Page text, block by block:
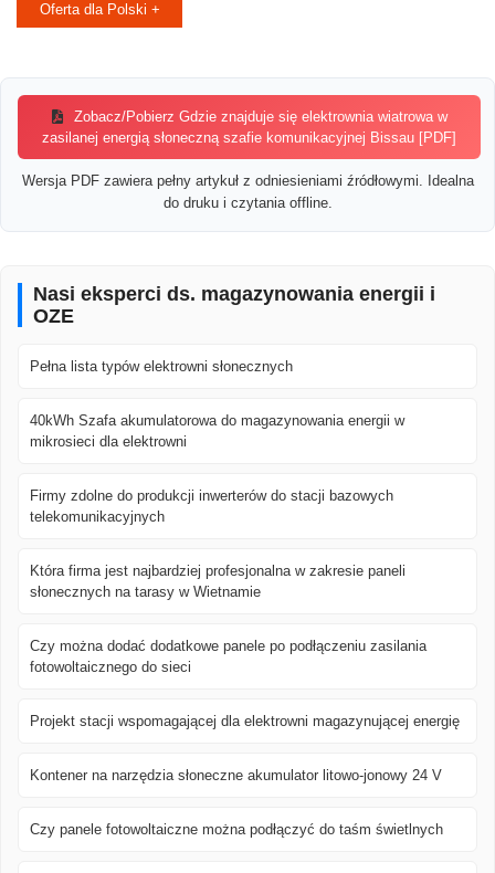
Oferta dla Polski +
Zobacz/Pobierz Gdzie znajduje się elektrownia wiatrowa w
zasilanej energią słoneczną szafie komunikacyjnej Bissau [PDF]
Wersja PDF zawiera pełny artykuł z odniesieniami źródłowymi. Idealna
do druku i czytania offline.
Nasi eksperci ds. magazynowania energii i
OZE
Pełna lista typów elektrowni słonecznych
40kWh Szafa akumulatorowa do magazynowania energii w
mikrosieci dla elektrowni
Firmy zdolne do produkcji inwerterów do stacji bazowych
telekomunikacyjnych
Która firma jest najbardziej profesjonalna w zakresie paneli
słonecznych na tarasy w Wietnamie
Czy można dodać dodatkowe panele po podłączeniu zasilania
fotowoltaicznego do sieci
Projekt stacji wspomagającej dla elektrowni magazynującej energię
Kontener na narzędzia słoneczne akumulator litowo-jonowy 24 V
Czy panele fotowoltaiczne można podłączyć do taśm świetlnych